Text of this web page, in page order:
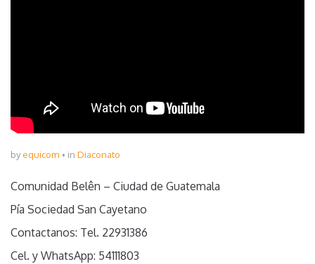
byequicom in Diaconato
Comunidad Belên – Ciudad de Guatemala
Pía Sociedad San Cayetano
Contactanos: Tel. 22931386
Cel. y WhatsApp: 54111803